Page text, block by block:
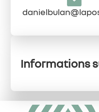
Informations